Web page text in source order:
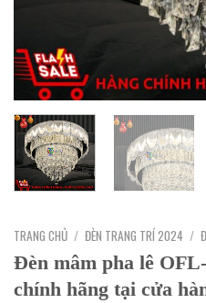
TRANG CHỦ / ĐÈN TRANG TRÍ 2024 /
Đèn mâm pha lê
chính hãng tại cửa